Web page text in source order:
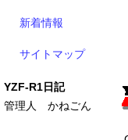
新着情報
サイトマップ
YZF-R1日記
管理人 かねごん